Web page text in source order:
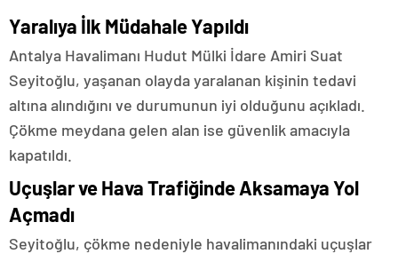
Yaralıya İlk Müdahale Yapıldı
Antalya Havalimanı Hudut Mülki İdare Amiri Suat
Seyitoğlu, yaşanan olayda yaralanan kişinin tedavi
altına alındığını ve durumunun iyi olduğunu açıkladı.
Çökme meydana gelen alan ise güvenlik amacıyla
kapatıldı.
Uçuşlar ve Hava Trafiğinde Aksamaya Yol
Açmadı
Seyitoğlu, çökme nedeniyle havalimanındaki uçuşlar